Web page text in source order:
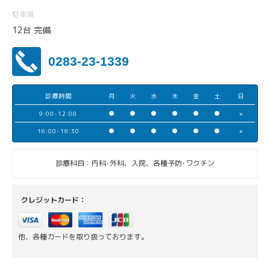
駐車場
12台 完備
0283-23-1339
診療時間 月 火 水 木 金 土 日
9:00-12:00 ● ● ● ● ● ● ×
16:00-18:30 ● ● ● ● ● ● ×
診療科目：内科･外科、入院、各種予防･ワクチン
クレジットカード：
他、各種カードを取り扱っております。